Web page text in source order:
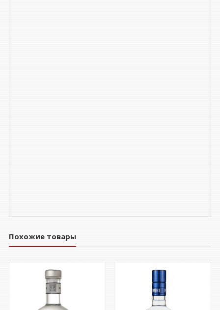
Похожие товары